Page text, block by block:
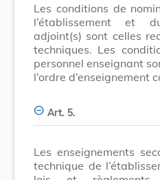
Les conditions de
l’établissement et
adjoint(s) sont celles
techniques. Les
personnel enseignant
l’ordre d’enseignement
Art. 5.
Les enseignements
technique de